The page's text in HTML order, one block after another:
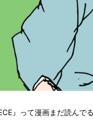
』って漫画まだ読んで